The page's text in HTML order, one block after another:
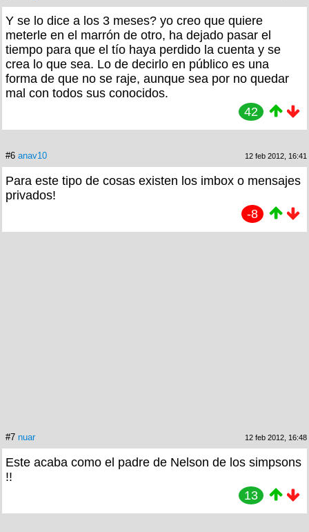
Y se lo dice a los 3 meses? yo creo que quiere
meterle en el marrón de otro, ha dejado pasar el
tiempo para que el tío haya perdido la cuenta y se
crea lo que sea. Lo de decirlo en público es una
forma de que no se raje, aunque sea por no quedar
mal con todos sus conocidos.
42
#6 anav10 12 feb 2012, 16:41
Para este tipo de cosas existen los imbox o mensajes
privados!
-8
#7 nuar 12 feb 2012, 16:48
Este acaba como el padre de Nelson de los simpsons
!!
13